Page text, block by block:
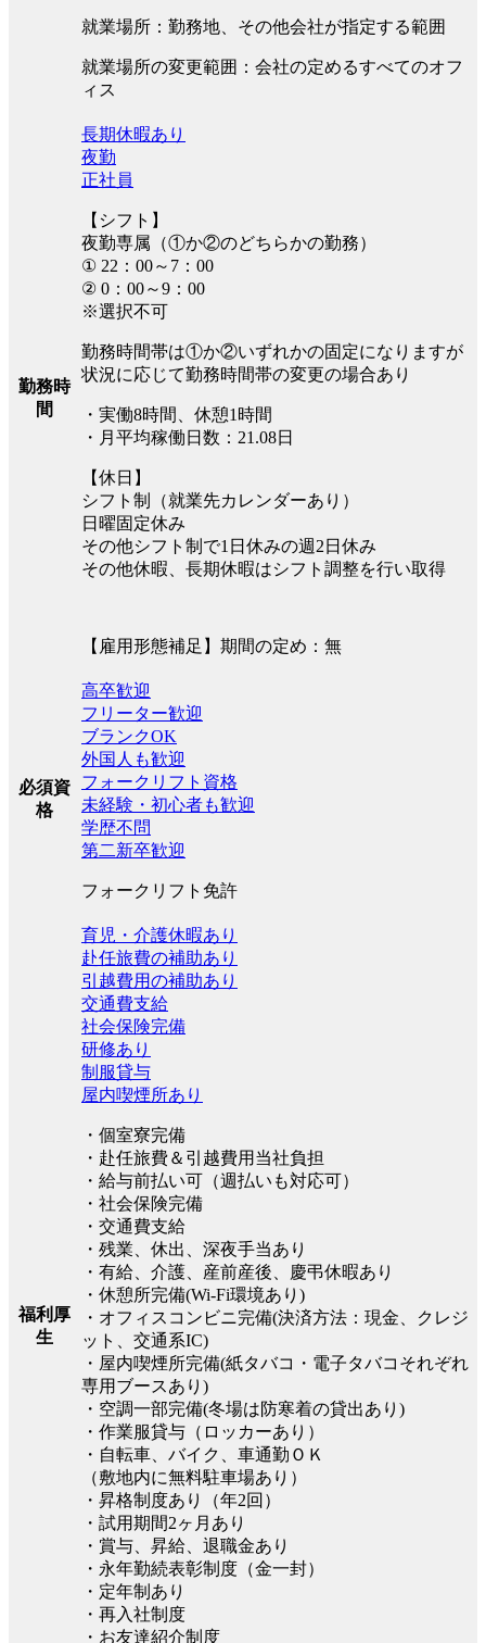
就業場所：勤務地、その他会社が指定する範囲
就業場所の変更範囲：会社の定めるすべてのオフ
ィス
勤務時
間
長期休暇あり
夜勤
正社員
【シフト】
夜勤専属（①か②のどちらかの勤務）
① 22：00～7：00
② 0：00～9：00
※選択不可
勤務時間帯は①か②いずれかの固定になりますが
状況に応じて勤務時間帯の変更の場合あり
・実働8時間、休憩1時間
・月平均稼働日数：21.08日
【休日】
シフト制（就業先カレンダーあり）
日曜固定休み
その他シフト制で1日休みの週2日休み
その他休暇、長期休暇はシフト調整を行い取得
【雇用形態補足】期間の定め：無
必須資
格
高卒歓迎
フリーター歓迎
ブランクOK
外国人も歓迎
フォークリフト資格
未経験・初心者も歓迎
学歴不問
第二新卒歓迎
フォークリフト免許
福利厚
生
育児・介護休暇あり
赴任旅費の補助あり
引越費用の補助あり
交通費支給
社会保険完備
研修あり
制服貸与
屋内喫煙所あり
・個室寮完備
・赴任旅費＆引越費用当社負担
・給与前払い可（週払いも対応可）
・社会保険完備
・交通費支給
・残業、休出、深夜手当あり
・有給、介護、産前産後、慶弔休暇あり
・休憩所完備(Wi-Fi環境あり)
・オフィスコンビニ完備(決済方法：現金、クレジ
ット、交通系IC)
・屋内喫煙所完備(紙タバコ・電子タバコそれぞれ
専用ブースあり)
・空調一部完備(冬場は防寒着の貸出あり)
・作業服貸与（ロッカーあり）
・自転車、バイク、車通勤ＯＫ
（敷地内に無料駐車場あり）
・昇格制度あり（年2回）
・試用期間2ヶ月あり
・賞与、昇給、退職金あり
・永年勤続表彰制度（金一封）
・定年制あり
・再入社制度
・お友達紹介制度